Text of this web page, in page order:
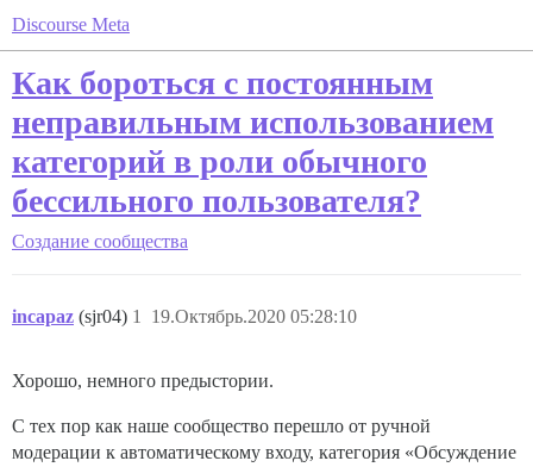
Discourse Meta
Как бороться с постоянным
неправильным использованием
категорий в роли обычного
бессильного пользователя?
Создание сообщества
incapaz (sjr04) 19.Октябрь.2020 05:28:10
1
Хорошо, немного предыстории.
С тех пор как наше сообщество перешло от ручной
модерации к автоматическому входу, категория «Обсуждение